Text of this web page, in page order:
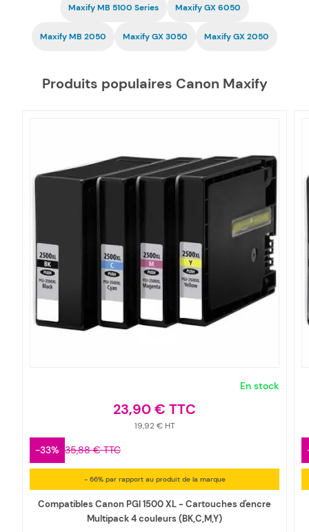
Maxify MB 5100 Series Maxify GX 6050
Maxify MB 2050 Maxify GX 3050 Maxify GX 2050
Produits populaires Canon Maxify
En stock
23,90 €
19,92 €
-33% 35,88 €
- 66% par rapport au produit de la marque
Compatibles Canon PGI 1500 XL - Cartouches d'encre
Multipack 4 couleurs (BK,C,M,Y)